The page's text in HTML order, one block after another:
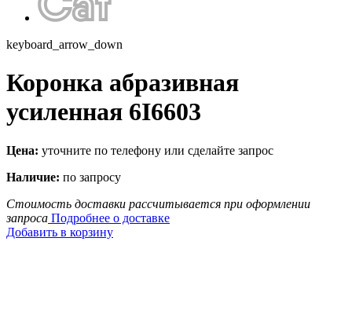
keyboard_arrow_down
Коронка абразивная
усиленная 6I6603
Цена: уточните по телефону или сделайте запрос
Наличие: по запросу
Стоимость доставки рассчитывается при оформлении
запроса Подробнее о доставке
Добавить в корзину